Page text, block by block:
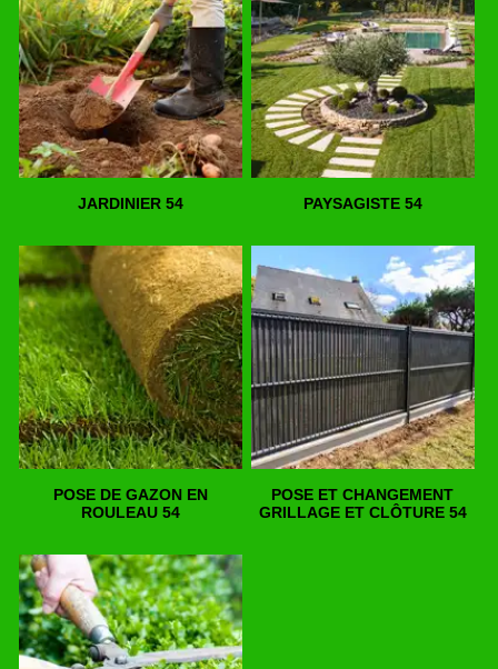
JARDINIER 54 PAYSAGISTE 54
POSE DE GAZON EN
ROULEAU 54
POSE ET CHANGEMENT
GRILLAGE ET CLÔTURE 54